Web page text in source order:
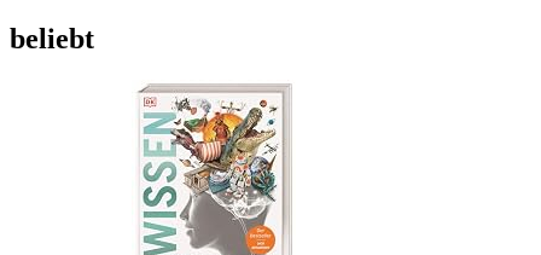
beliebt